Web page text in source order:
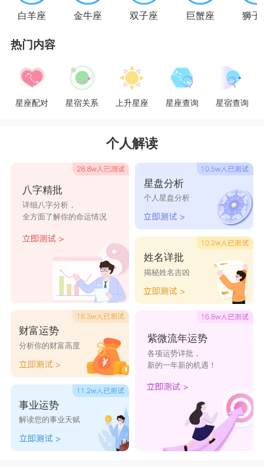
投入到朋友的聚会活动中，打开自己的交友面。有
伴侣与其他异性做比较，可能会惹恼到对方，彼此
之间的关系可能会有所冷却，你需要认清自我的感
情态度。
巨蟹男
男们可以说是温柔与霸道的结合体，外柔内刚。也
相比较白羊男没那么自私，他们有着有特别强的牺
牲精神。和巨蟹男在一起分分钟把你宠成小公主，
你想要的浪漫和惊喜在日常生活中都是家常便饭。
巨蟹男是属于持家型的经济适用男，相当适合结婚
过余生。为了爱，他做什么都可以，但是巨蟹男也
有自己的弱势，因为太爱押注太多，尤其是在付出
了这么多之后，巨蟹男会变得格外敏感，一旦得不
到，巨蟹男更多的是不甘心，而这种不甘心有时候
也是危险的存在。
巨蟹座
8月爱情运势： 巨蟹座8月在爱情方面运
势一般，若想和心仪的对象有进一步发展，还需要
表现的主动一点，才会有让对方了解到你的心意。
有固定另一半的巨蟹座则爱情运有些低迷，彼此会
有所矛盾和误会，沟通不良，又碍于面子懒得向对
白羊座 金牛座 双子座 巨蟹座 狮子
热门内容
星座配对 星宿关系 上升星座 星座查询 星宿查询
个人解读
八字精批
详细八字分析，
全方面了解你的命运情况
财富运势
分析你的财富高度
事业运势
解读您的事业天赋
星盘分析
个人星盘分析
姓名详批
揭秘姓名吉凶
紫微流年运势
各项运势详批，
新的一年新的机遇！